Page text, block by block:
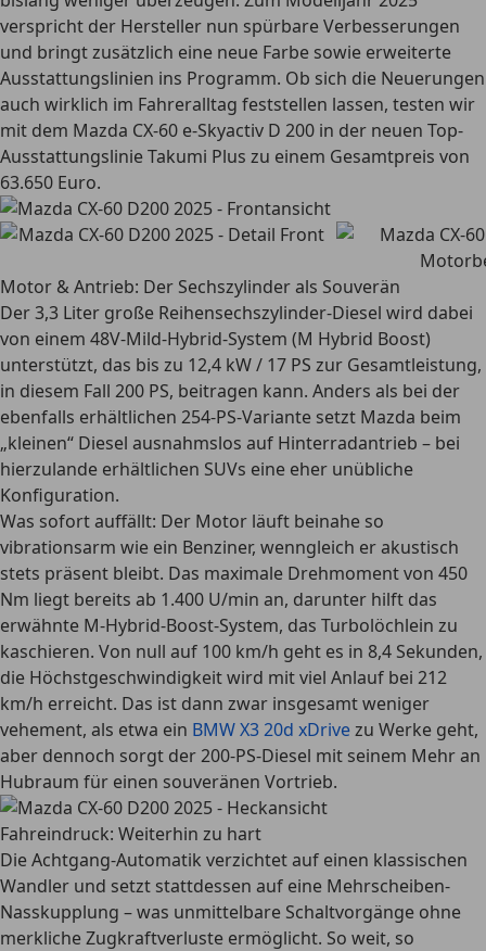
verspricht der Hersteller nun spürbare Verbesserungen
und bringt zusätzlich eine neue Farbe sowie erweiterte
Ausstattungslinien ins Programm. Ob sich die Neuerungen
auch wirklich im Fahreralltag feststellen lassen, testen wir
mit dem Mazda CX-60 e-Skyactiv D 200 in der neuen Top-
Ausstattungslinie Takumi Plus zu einem Gesamtpreis von
63.650 Euro.
Motor & Antrieb: Der Sechszylinder als Souverän
Der 3,3 Liter große Reihensechszylinder-Diesel wird dabei
von einem 48V-Mild-Hybrid-System (M Hybrid Boost)
unterstützt, das bis zu 12,4 kW / 17 PS zur Gesamtleistung,
in diesem Fall 200 PS, beitragen kann. Anders als bei der
ebenfalls erhältlichen 254-PS-Variante setzt Mazda beim
„kleinen“ Diesel ausnahmslos auf Hinterradantrieb – bei
hierzulande erhältlichen SUVs eine eher unübliche
Konfiguration.
Was sofort auffällt: Der Motor läuft beinahe so
vibrationsarm wie ein Benziner, wenngleich er akustisch
stets präsent bleibt. Das maximale Drehmoment von 450
Nm liegt bereits ab 1.400 U/min an, darunter hilft das
erwähnte M-Hybrid-Boost-System, das Turbolöchlein zu
kaschieren. Von null auf 100 km/h geht es in 8,4 Sekunden,
die Höchstgeschwindigkeit wird mit viel Anlauf bei 212
km/h erreicht. Das ist dann zwar insgesamt weniger
vehement, als etwa ein BMW X3 20d xDrivezu Werke geht,
aber dennoch sorgt der 200-PS-Diesel mit seinem Mehr an
Hubraum für einen souveränen Vortrieb.
Fahreindruck: Weiterhin zu hart
Die Achtgang-Automatik verzichtet auf einen klassischen
Wandler und setzt stattdessen auf eine Mehrscheiben-
Nasskupplung – was unmittelbare Schaltvorgänge ohne
merkliche Zugkraftverluste ermöglicht. So weit, so